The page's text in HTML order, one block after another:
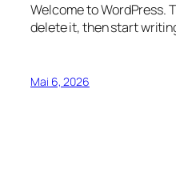
Welcome to WordPress.
delete it, then start
Mai 6, 2026